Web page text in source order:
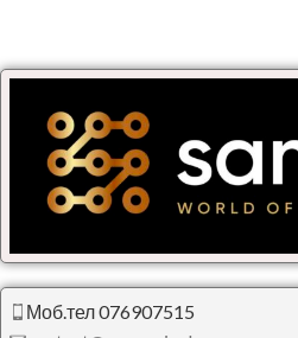
Моб.тел 076907515